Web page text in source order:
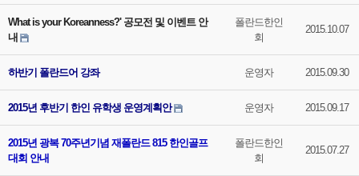
What is your Koreanness?' 공모전 및 이벤트 안
내
폴란드한인
회
2015.10.07
하반기 폴란드어 강좌 운영자 2015.09.30
2015년 후반기 한인 유학생 운영계획안 운영자 2015.09.17
2015년 광복 70주년기념 재폴란드 815 한인골프
대회 안내
폴란드한인
회
2015.07.27